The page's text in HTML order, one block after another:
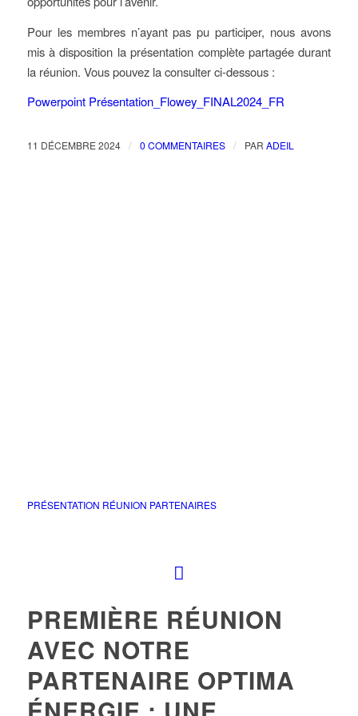
Pour les membres n’ayant pas pu participer, nous avons
mis à disposition la présentation complète partagée durant
la réunion. Vous pouvez la consulter ci-dessous :
Powerpoint Présentation_Flowey_FINAL2024_FR
11 DÉCEMBRE 2024 / 0 COMMENTAIRES / PAR ADEIL
PRÉSENTATION RÉUNION PARTENAIRES
PREMIÈRE RÉUNION
AVEC NOTRE
PARTENAIRE OPTIMA